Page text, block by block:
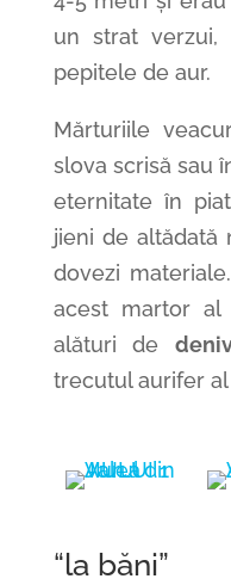
un strat verzui,
pepitele de aur.
Mărturiile
slova scrisă sau
eternitate în
jieni de altădată
dovezi
acest martor al
alături de
trecutul aurifer al
“la băni”